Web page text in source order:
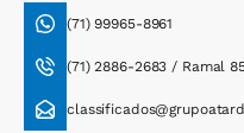
(71) 99965-8961
(71) 2886-2683 / Ramal